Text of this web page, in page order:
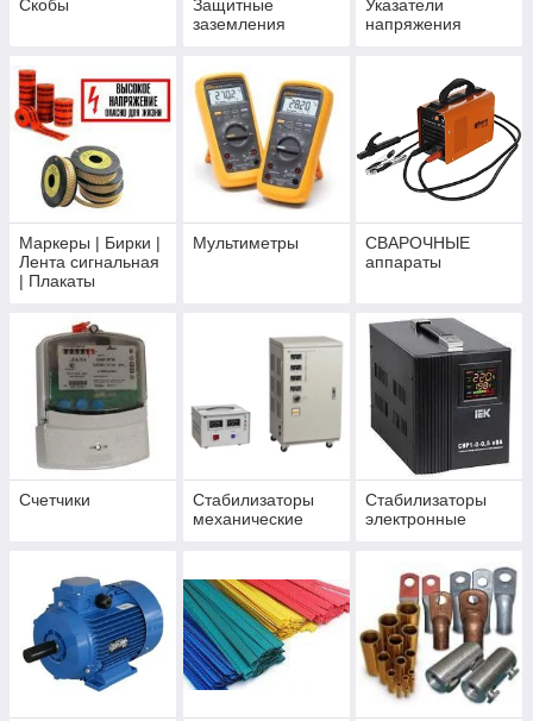
Скобы
Защитные
заземления
Указатели
напряжения
Маркеры | Бирки |
Лента сигнальная
| Плакаты
Мультиметры
СВАРОЧНЫЕ
аппараты
Счетчики
Стабилизаторы
механические
Стабилизаторы
электронные